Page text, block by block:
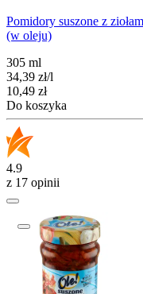
Pomidory suszone z
(w oleju)
305 ml
34,39 zł/l
Cena
10,49 zł
Do koszyka
4.9
z 17 opinii